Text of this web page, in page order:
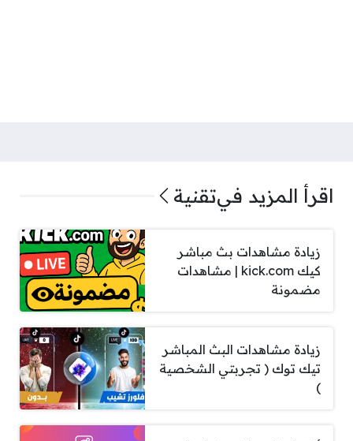
اقرأ المزيد فيتقنية
زيادة مشاهدات بث مباشر
كيك kick.com | مشاهدات
مضمونة
زيادة مشاهدات البث المباشر
تيك توك ( تجربتي الشخصية
)